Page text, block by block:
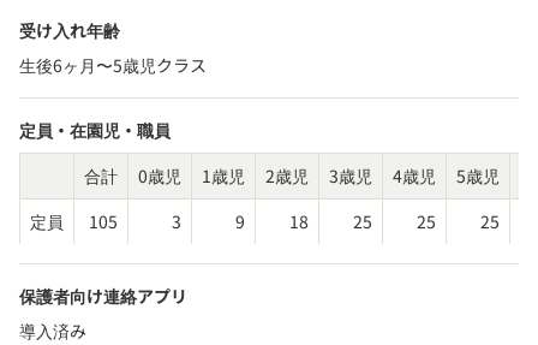
受け入れ年齢
生後6ヶ月〜5歳児クラス
定員・在園児・職員
合計
0歳児 1歳児 2歳児 3歳児 4歳児 5歳児
定員
105 3 9 18 25 25 25
保護者向け連絡アプリ
導入済み